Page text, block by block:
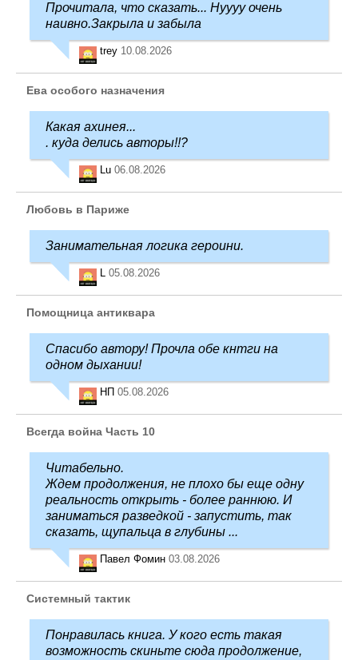
Прочитала, что сказать... Нуууу очень
наивно.Закрыла и забыла
trey 10.08.2026
Ева особого назначения
Какая ахинея...
. куда делись авторы!!?
Lu 06.08.2026
Любовь в Париже
Занимательная логика героини.
L 05.08.2026
Помощница антиквара
Спасибо автору! Прочла обе кнтги на
одном дыхании!
НП 05.08.2026
Всегда война Часть 10
Читабельно.
Ждем продолжения, не плохо бы еще одну
реальность открыть - более раннюю. И
заниматься разведкой - запустить, так
сказать, щупальца в глубины ...
Павел Фомин 03.08.2026
Системный тактик
Понравилась книга. У кого есть такая
возможность скиньте сюда продолжение,